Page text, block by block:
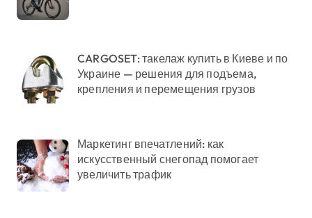
CARGOSET: такелаж купить в Киеве и по
Украине — решения для подъема,
крепления и перемещения грузов
Маркетинг впечатлений: как
искусственный снегопад помогает
увеличить трафик